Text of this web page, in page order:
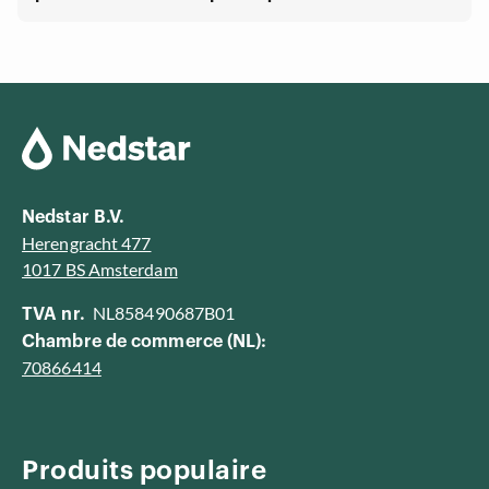
Nedstar B.V.
Herengracht 477
1017 BS Amsterdam
TVA nr. NL858490687B01
Chambre de commerce (NL):
70866414
Produits populaire